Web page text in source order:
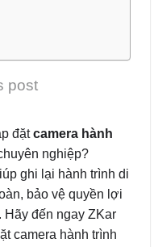
post
đặtcamera hành
nghiệp?
ghi lại hành trình di
bảo vệ quyền lợi
Hãy đến ngay ZKar
camera hành trình